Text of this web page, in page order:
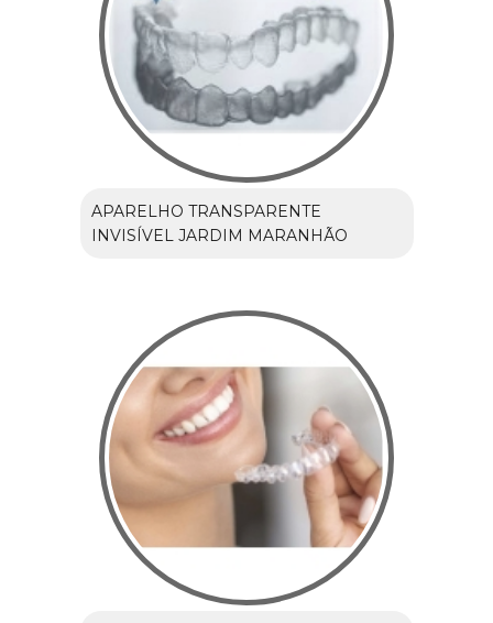
APARELHO TRANSPARENTE
INVISÍVEL JARDIM MARANHÃO